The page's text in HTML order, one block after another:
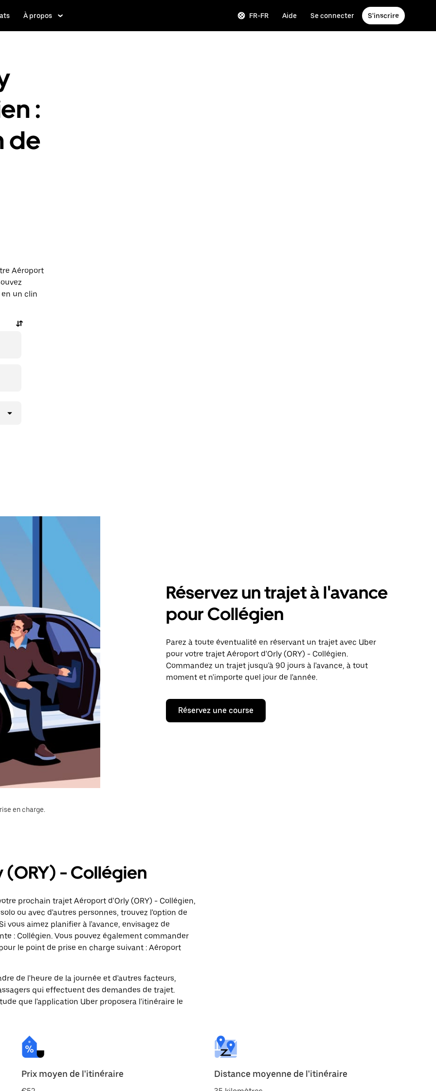
À propos FR-FR Aide Se connecter S'inscrire
:
de
Aéroport
un clin
Réservez un trajet à l'avance
pour Collégien
Parez à toute éventualité en réservant un trajet avec Uber
pour votre trajet Aéroport d'Orly (ORY) - Collégien.
Commandez un trajet jusqu'à 90 jours à l'avance, à tout
moment et n'importe quel jour de l'année.
Réservez une course
en charge.
- Collégien
prochain trajet Aéroport d'Orly (ORY) - Collégien,
ou avec d'autres personnes, trouvez l'option de
vous aimez planifier à l'avance, envisagez de
: Collégien. Vous pouvez également commander
le point de prise en charge suivant : Aéroport
de l'heure de la journée et d'autres facteurs,
qui effectuent des demandes de trajet.
que l'application Uber proposera l'itinéraire le
Prix moyen de l'itinéraire Distance moyenne de l'itinéraire